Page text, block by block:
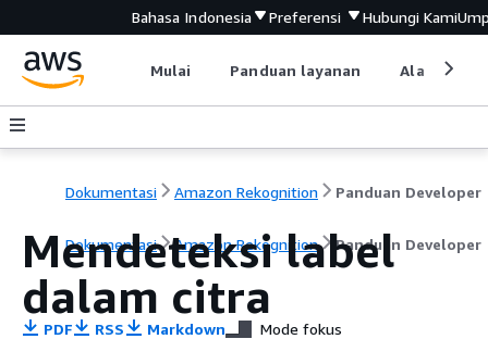
Bahasa Indonesia Preferensi Hubungi Kami
Mulai Panduan layanan Alat
Dokumentasi Amazon Rekognition Panduan Developer
Dokumentasi Amazon Rekognition Panduan Developer
Mendeteksi label
dalam citra
PDF RSS Markdown Mode fokus